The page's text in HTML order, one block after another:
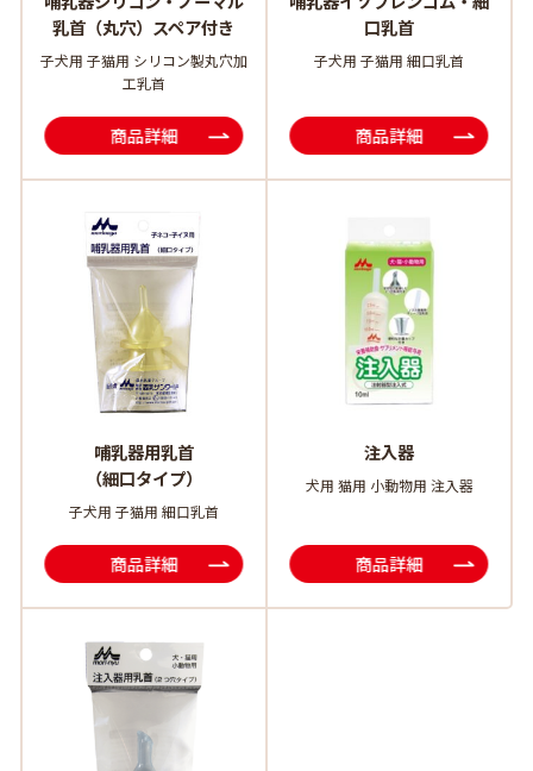
乳首（丸穴）スペア付き
子犬用 子猫用 シリコン製丸穴加
工乳首
商品詳細
口乳首
子犬用 子猫用 細口乳首
商品詳細
哺乳器用乳首
（細口タイプ）
子犬用 子猫用 細口乳首
商品詳細
注入器
犬用 猫用 小動物用 注入器
商品詳細